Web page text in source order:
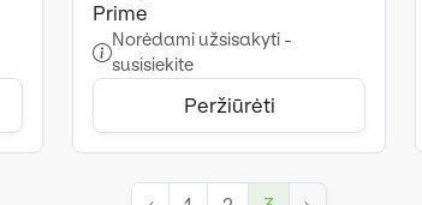
Prime
Norėdami užsisakyti -
susisiekite
Peržiūrėti